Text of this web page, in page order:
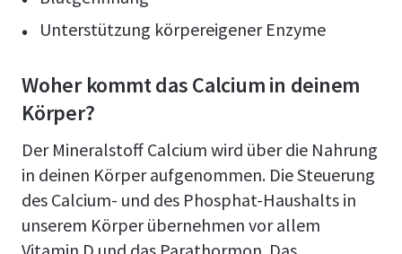
Unterstützung körpereigener Enzyme
Woher kommt das Calcium in deinem
Körper?
Der Mineralstoff Calcium wird über die Nahrung
in deinen Körper aufgenommen. Die Steuerung
des Calcium- und des Phosphat-Haushalts in
unserem Körper übernehmen vor allem